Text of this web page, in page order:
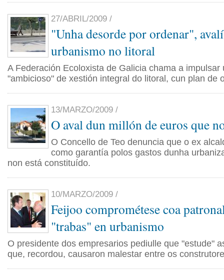
27/ABRIL/2009 /
"Unha desorde por ordenar",
urbanismo no litoral
A Federación Ecoloxista de Galicia chama a impulsar
"ambicioso" de xestión integral do litoral, cun plan de
13/MARZO/2009 /
O aval dun millón de euros que
O Concello de Teo denuncia que o ex
como garantía polos gastos dunha
non está constituído.
10/MARZO/2009 /
Feijoo comprométese coa
"trabas" en urbanismo
O presidente dos empresarios pediulle que "estude"
que, recordou, causaron malestar entre os